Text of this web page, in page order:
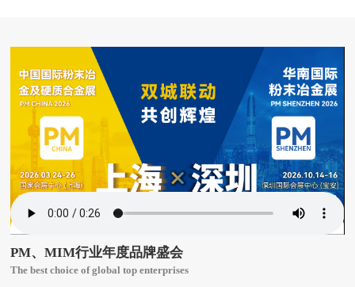
PM、MIM行业年度品牌盛会
The best choice of global top enterprises